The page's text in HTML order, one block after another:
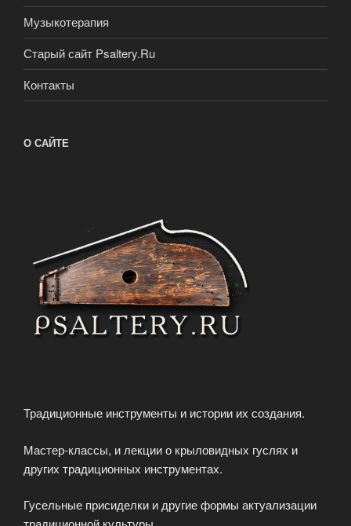
Музыкотерапия
Старый сайт Psaltery.Ru
Контакты
О САЙТЕ
Традиционные инструменты и истории их создания.
Мастер-классы, и лекции о крыловидных гуслях и
других традиционных инструментах.
Гусельные присиделки и другие формы актуализации